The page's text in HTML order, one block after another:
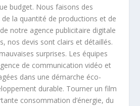
budget. Nous faisons des
la quantité de productions et de
notre agence publicitaire digitale
nos devis sont clairs et détaillés.
surprises. Les équipes
de communication vidéo et
dans une démarche éco-
durable. Tourner un film
consommation d’énergie, du